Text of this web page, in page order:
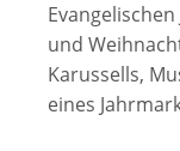
und
Karussells,
eines